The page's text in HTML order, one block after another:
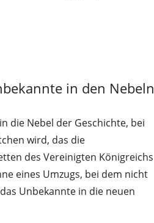
in den Nebeln
die Nebel der Geschichte, bei
wird, das die
des Vereinigten Königreichs
eines Umzugs, bei dem nicht
Unbekannte in die neuen